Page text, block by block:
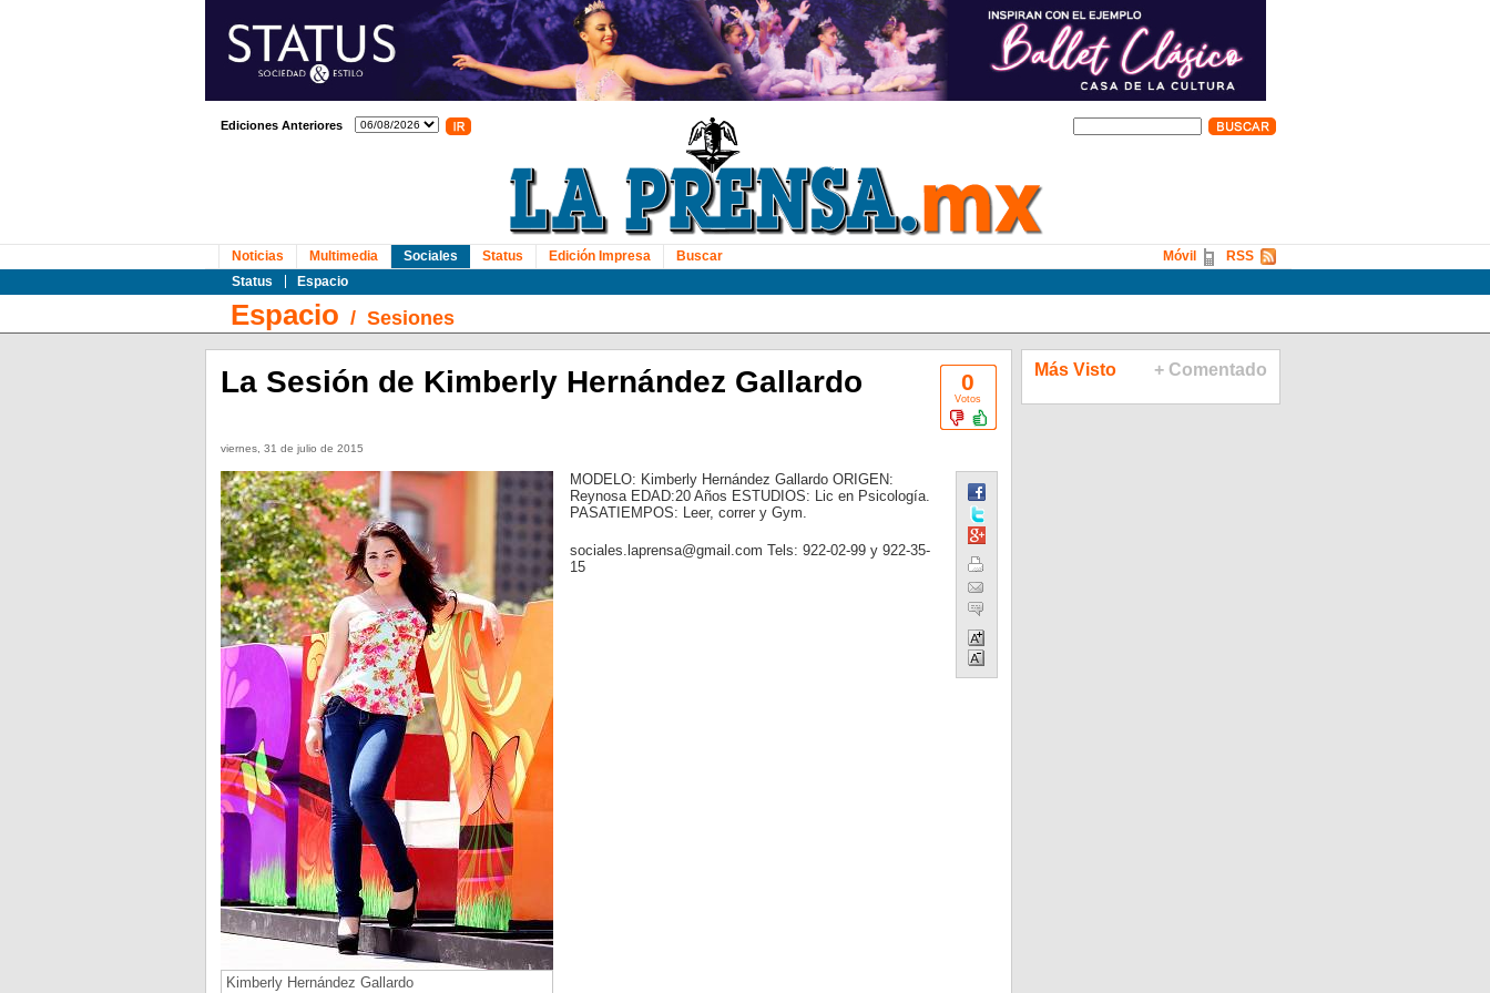
Ediciones Anteriores
Noticias Multimedia
Sociales
Status
Espacio
Status Edición Impresa Buscar RSS
Móvil
Espacio / Sesiones
0
Votos
La Sesión de Kimberly Hernández Gallardo
viernes, 31 de julio de 2015
Kimberly Hernández Gallardo
MODELO: Kimberly Hernández Gallardo ORIGEN:
Reynosa EDAD:20 Años ESTUDIOS: Lic en Psicología.
PASATIEMPOS: Leer, correr y Gym.
sociales.laprensa@gmail.com Tels: 922-02-99 y 922-35-
15
Más Visto + Comentado